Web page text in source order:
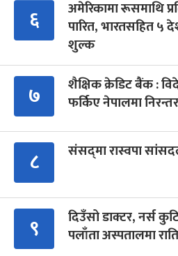
६
अमेरिकामा रूसमाथि
पारित, भारतसहित ५
शुल्क
७
शैक्षिक क्रेडिट बैंक :
फर्किए नेपालमा
८ संसद्‍मा रास्वपा
९
दिउँसो डाक्टर, नर्स
पलाँता अस्पतालमा